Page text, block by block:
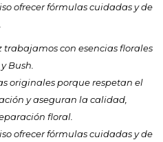
ofrecer fórmulas cuidadas y de
con esencias florales
Bush.
originales porque respetan el
y aseguran la calidad,
floral.
ofrecer fórmulas cuidadas y de